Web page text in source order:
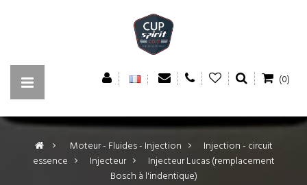
(0)
> Moteur - Fluides - Injection >
Injection - circuit
essence > Injecteur >
Injecteur Lucas (remplacement
Bosch à l'indentique)